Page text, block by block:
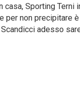
Sporting Terni
non precipitare
adesso